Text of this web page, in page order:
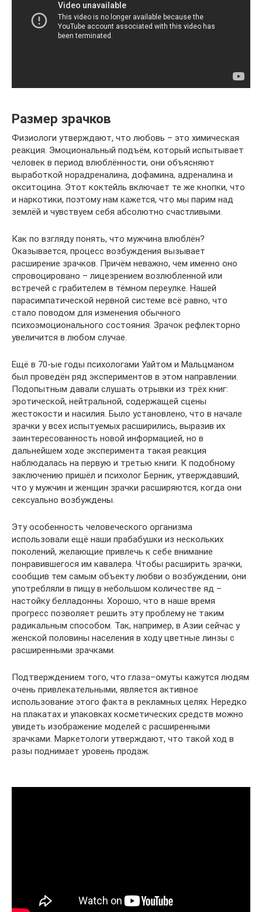
Размер зрачков
Физиологи утверждают, что любовь – это химическая
реакция. Эмоциональный подъём, который испытывает
человек в период влюблённости, они объясняют
выработкой норадреналина, дофамина, адреналина и
окситоцина. Этот коктейль включает те же кнопки, что
и наркотики, поэтому нам кажется, что мы парим над
землёй и чувствуем себя абсолютно счастливыми.
Как по взгляду понять, что мужчина влюблён?
Оказывается, процесс возбуждения вызывает
расширение зрачков. Причём неважно, чем именно оно
спровоцировано – лицезрением возлюбленной или
встречей с грабителем в тёмном переулке. Нашей
парасимпатической нервной системе всё равно, что
стало поводом для изменения обычного
психоэмоционального состояния. Зрачок рефлекторно
увеличится в любом случае.
Ещё в 70-ые годы психологами Уайтом и Мальцманом
был проведён ряд экспериментов в этом направлении.
Подопытным давали слушать отрывки из трёх книг:
эротической, нейтральной, содержащей сцены
жестокости и насилия. Было установлено, что в начале
зрачки у всех испытуемых расширились, выразив их
заинтересованность новой информацией, но в
дальнейшем ходе эксперимента такая реакция
наблюдалась на первую и третью книги. К подобному
заключению пришёл и психолог Берник, утверждавший,
что у мужчин и женщин зрачки расширяются, когда они
сексуально возбуждены.
Эту особенность человеческого организма
использовали ещё наши прабабушки из нескольких
поколений, желающие привлечь к себе внимание
понравившегося им кавалера. Чтобы расширить зрачки,
сообщив тем самым объекту любви о возбуждении, они
употребляли в пищу в небольшом количестве яд –
настойку белладонны. Хорошо, что в наше время
прогресс позволяет решить эту проблему не таким
радикальным способом. Так, например, в Азии сейчас у
женской половины населения в ходу цветные линзы с
расширенными зрачками.
Подтверждением того, что глаза–омуты кажутся людям
очень привлекательными, является активное
использование этого факта в рекламных целях. Нередко
на плакатах и упаковках косметических средств можно
увидеть изображение моделей с расширенными
зрачками. Маркетологи утверждают, что такой ход в
разы поднимает уровень продаж.